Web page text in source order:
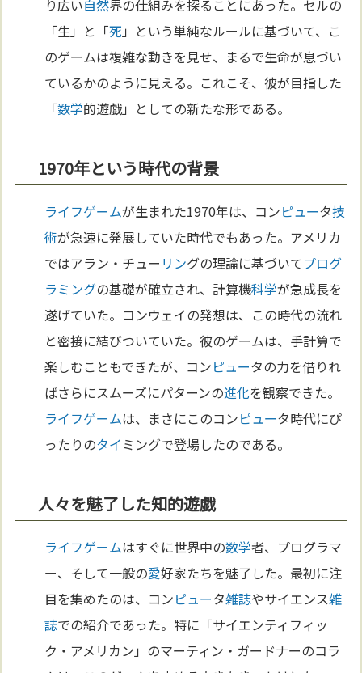
り広い自然界の仕組みを探ることにあった。セルの
「生」と「死 」という単純なルールに基づいて、こ
のゲームは複雑な動きを見せ、まるで生命が息づい
ているかのように見える。これこそ、彼が目指した
「数学的遊戯」としての新たな形である。
1970年という時代の背景
ライフゲームが生まれた1970年は、コンピュータ技
術が急速に発展していた時代でもあった。アメリカ
ではアラン・チュー リングの理論に基づいてプログ
ラミングの基礎が確立され、計算機科学が急成長を
遂げていた。コンウェイの発想は、この時代の流れ
と密接に結びついていた。彼のゲームは、手計算で
楽しむこともできたが、コンピュータの力を借りれ
ばさらにスムーズにパターンの進化を観察できた。
ライフゲームは、まさにこのコンピュータ時代にぴ
ったりのタイミングで登場したのである。
人々を魅了した知的遊戯
ライフゲームはすぐに世界中の数学者、プログラマ
ー、そして一般の愛好家たちを魅了した。最初に注
目を集めたのは、コンピュータ雑誌やサイエンス雑
誌での紹介であった。特に「サイエンティフィッ
ク・アメリカン」のマーティン・ガードナーのコラ